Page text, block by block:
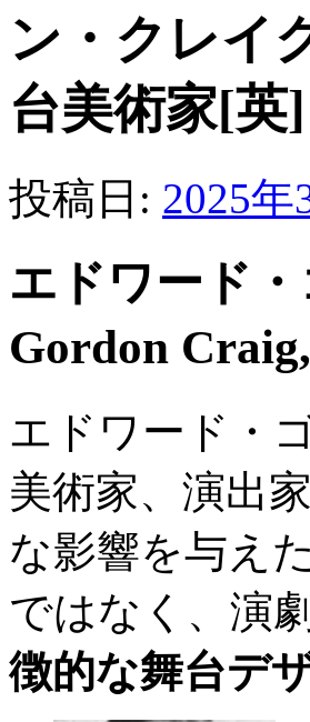
ン・クレイ
台美術家[英]
投稿日: 2025年
エドワード
Gordon
エドワード・
美術家、演出
な影響を与え
ではなく、演
徴的な舞台デ